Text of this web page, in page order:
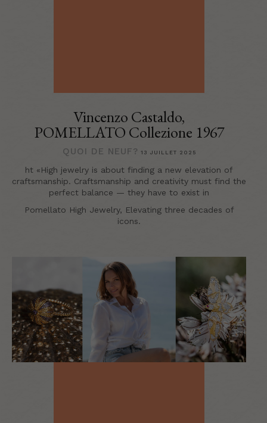
Vincenzo Castaldo,
POMELLATO Collezione 1967
QUOI DE NEUF? 13 JUILLET 2025
ht «High jewelry is about finding a new elevation of
craftsmanship. Craftsmanship and creativity must find the
perfect balance — they have to exist in
Pomellato High Jewelry, Elevating three decades of
icons.